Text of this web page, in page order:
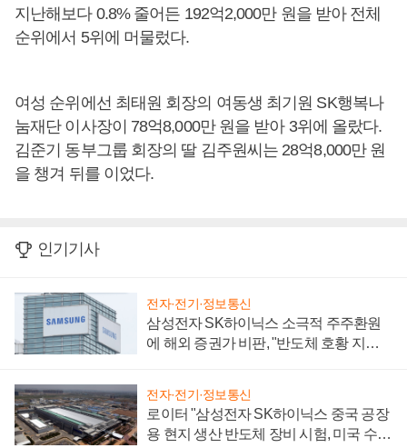
지난해보다 0.8% 줄어든 192억2,000만 원을 받아 전체
순위에서 5위에 머물렀다.
여성 순위에선 최태원 회장의 여동생 최기원 SK행복나
눔재단 이사장이 78억8,000만 원을 받아 3위에 올랐다.
김준기 동부그룹 회장의 딸 김주원씨는 28억8,000만 원
을 챙겨 뒤를 이었다.
인기기사
전자·전기·정보통신
삼성전자 SK하이닉스 소극적 주주환원
에 해외 증권가 비판, "반도체 호황 지속
전자·전기·정보통신
로이터 "삼성전자 SK하이닉스 중국 공장
용 현지 생산 반도체 장비 시험, 미국 수출